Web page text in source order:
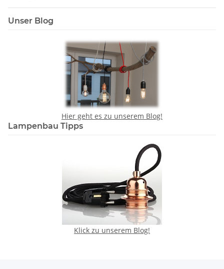
Unser Blog
Hier geht es zu unserem Blog!
Lampenbau Tipps
Klick zu unserem Blog!